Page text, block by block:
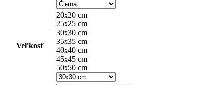
Veľkosť
20x20 cm
25x25 cm
30x30 cm
35x35 cm
40x40 cm
45x45 cm
50x50 cm